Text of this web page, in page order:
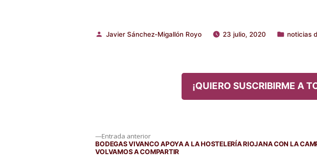
Publicado
Javier Sánchez-Migallón Royo 23 julio, 2020
Publicado
noticias
¡QUIERO SUSCRIBIRME A
Entrada anteriorEntrada
anterior:
BODEGAS VIVANCO APOYA A LA HOSTELERÍA RIOJANA CON LA
VOLVAMOS A COMPARTIR